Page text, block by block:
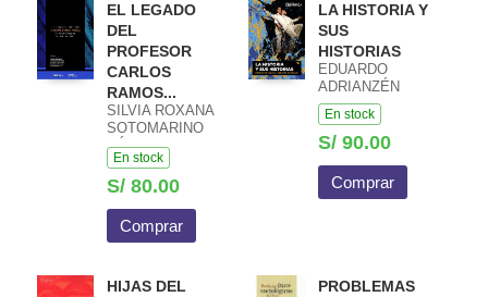
EL LEGADO
DEL
PROFESOR
CARLOS
RAMOS...
SILVIA ROXANA
SOTOMARINO
CÁCERES
En stock
S/ 80.00
Comprar
LA HISTORIA Y
SUS
HISTORIAS
EDUARDO
ADRIANZÉN
En stock
S/ 90.00
Comprar
HIJAS DEL
PROBLEMAS